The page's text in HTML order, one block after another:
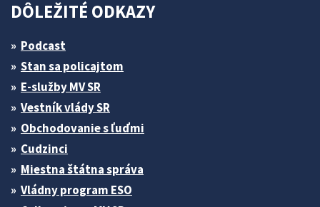
DÔLEŽITÉ ODKAZY
Podcast
Stan sa policajtom
E-služby MV SR
Vestník vlády SR
Obchodovanie s ľuďmi
Cudzinci
Miestna štátna správa
Vládny program ESO